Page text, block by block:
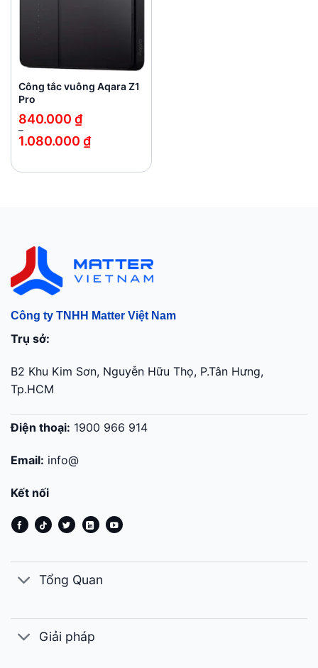
Công tắc vuông Aqara Z1
Pro
840.000 ₫
–
1.080.000 ₫
từ
Công ty TNHH Matter Việt Nam
Trụ sở:
B2 Khu Kim Sơn, Nguyễn Hữu Thọ, P.Tân Hưng,
Tp.HCM
Điện thoại: 1900 966 914
Email: info@
Kết nối
Tổng Quan
Giải pháp